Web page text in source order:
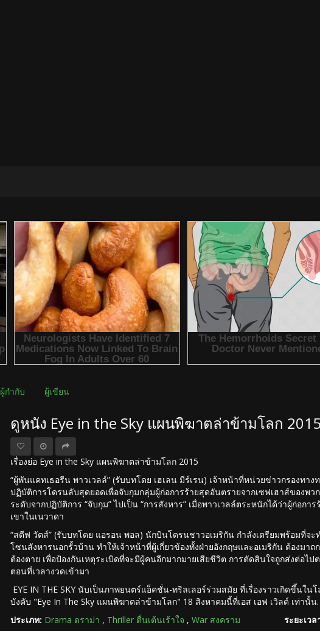
ผู้กำกับ ผู้เขียน
ดูหนัง Eye in the Sky แผนพิฆาตล่าข้ามโลก
เรื่องย่อ Eye in the Sky แผนพิฆาตล่าข้ามโลก 2015
“ผู้พันแคทเธอรีน พาวเวลล์” (รับบทโดย เฮเลน มีร์เรน) เจ้าหน้าที่หน่วยข่าวกรองท
ปฏิบัติการโดรนลับสุดยอดเพื่อจับกุมกลุ่มผู้ก่อการร้ายสุดอันตรายจากเซฟเฮาส์ของพว
ระดับจากปฏิบัติการ “จับกุม” ไปเป็น “การสังหาร” เมื่อพาวเวลล์ตระหนักได้ว่าผู้ก่อ
เขาในเนวาดา
“สตีฟ วัตส์” (รับบทโดย แอรอน พอล) นักบินโดรนชาวอเมริกัน กำลังเตรียมพร้อมที่จ
โซนสังหารนอกรั้วบ้าน ทำให้เจ้าหน้าที่ผู้เกี่ยวข้องทั้งฝ่ายอังกฤษและอเมริกัน ต้องมา
ต้องตาย เพื่อป้องกันเหตุระเบิดที่จะมีผู้คนอีกมากมายเสียชีวิต การตัดสินใจถูกส่งต่อไ
ตอนที่เวลางวดเข้ามา
EYE IN THE SKY นับเป็นภาพยนตร์แอ็คชั่น-ทริลเลอร์ร่วมสมัย ที่เรื่องราวเกิดขึ้น
บังคับ "Eye In The Sky แผนพิฆาตล่าข้ามโลก" 18 สิงหาคมนี้ที่เอส เอฟ เวิลด์ เท่านั้น.
ประเภท: Drama ดราม่า , Thriller ตื่นเต้นเร้าใจ , War สงคราม
ระยะเวล